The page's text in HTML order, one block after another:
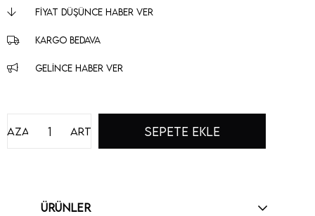
FIYAT DÜŞÜNCE HABER VER
KARGO BEDAVA
GELINCE HABER VER
Artır
Azalt
ÜRÜNLER